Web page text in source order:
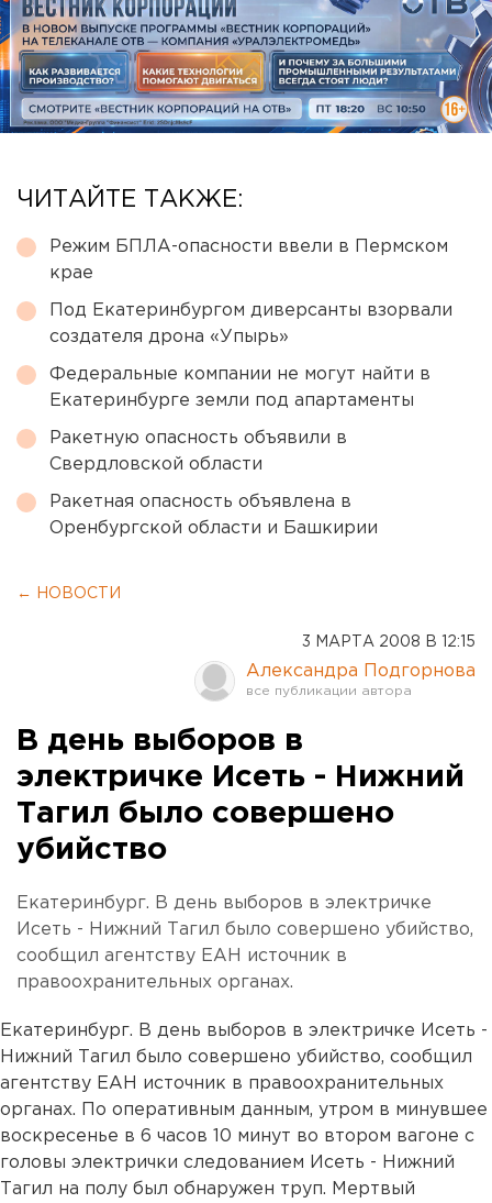
ЧИТАЙТЕ ТАКЖЕ:
Режим БПЛА-опасности ввели в Пермском
крае
Под Екатеринбургом диверсанты взорвали
создателя дрона «Упырь»
Федеральные компании не могут найти в
Екатеринбурге земли под апартаменты
Ракетную опасность объявили в
Свердловской области
Ракетная опасность объявлена в
Оренбургской области и Башкирии
← НОВОСТИ
3 МАРТА 2008 В 12:15
Александра Подгорнова
В день выборов в
электричке Исеть - Нижний
Тагил было совершено
убийство
Екатеринбург. В день выборов в электричке
Исеть - Нижний Тагил было совершено убийство,
сообщил агентству ЕАН источник в
правоохранительных органах.
Екатеринбург. В день выборов в электричке Исеть -
Нижний Тагил было совершено убийство, сообщил
агентству ЕАН источник в правоохранительных
органах. По оперативным данным, утром в минувшее
воскресенье в 6 часов 10 минут во втором вагоне с
головы электрички следованием Исеть - Нижний
Тагил на полу был обнаружен труп. Мертвый